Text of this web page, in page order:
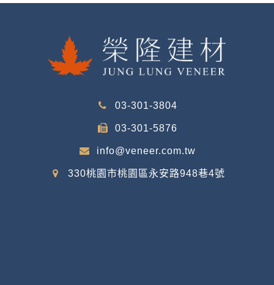
03-301-3804
03-301-5876
info@veneer.com.tw
330桃園市桃園區永安路948巷4號